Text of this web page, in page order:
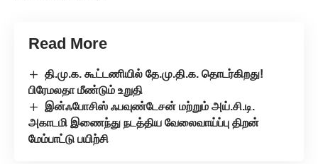
Read More
தி.மு.க. கூட்டணியில் தே.மு.தி.க. தொடர்கிறது!
பிரேமலதா மீண்டும் உறுதி
இன்ஃபோசிஸ் ஃபவுண்டேசன் மற்றும் அய்.சி.டி.
அகாடமி இணைந்து நடத்திய வேலைவாய்ப்பு திறன்
மேம்பாட்டு பயிற்சி